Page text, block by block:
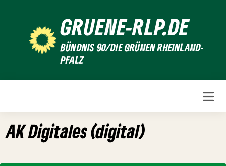
GRUENE-RLP.DE
BÜNDNIS 90/DIE GRÜNEN RHEINLAND-
PFALZ
AK Digitales (digital)